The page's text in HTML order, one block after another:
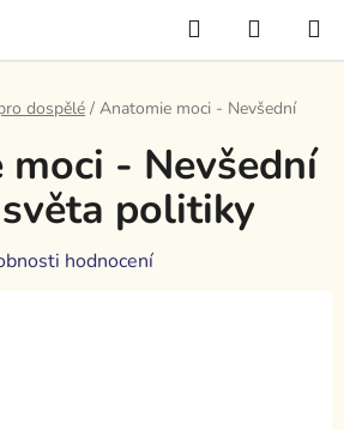
Hledat
KOŠÍK
dospělé / Anatomie moci - Nevšední
- Nevšední
politiky
hodnocení